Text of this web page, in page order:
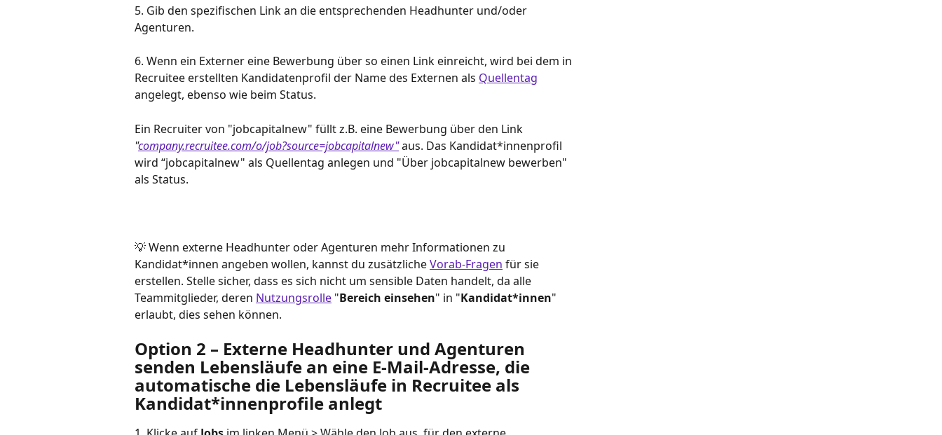
5. Gib den spezifischen Link an die entsprechenden Headhunter und/oder
Agenturen.
6. Wenn ein Externer eine Bewerbung über so einen Link einreicht, wird bei dem in
Recruitee erstellten Kandidatenprofil der Name des Externen als Quellentag
angelegt, ebenso wie beim Status.
Ein Recruiter von "jobcapitalnew" füllt z.B. eine Bewerbung über den Link
"company.recruitee.com/o/job?source=jobcapitalnew"aus. Das Kandidat*innenprofil
wird “jobcapitalnew" als Quellentag anlegen und "Über jobcapitalnew bewerben"
als Status.
💡 Wenn externe Headhunter oder Agenturen mehr Informationen zu
Kandidat*innen angeben wollen, kannst du zusätzliche Vorab-Fragen für sie
erstellen. Stelle sicher, dass es sich nicht um sensible Daten handelt, da alle
Teammitglieder, deren Nutzungsrolle "Bereich einsehen" in "Kandidat*innen"
erlaubt, dies sehen können.
Option 2 – Externe Headhunter und Agenturen
senden Lebensläufe an eine E-Mail-Adresse, die
automatische die Lebensläufe in Recruitee als
Kandidat*innenprofile anlegt